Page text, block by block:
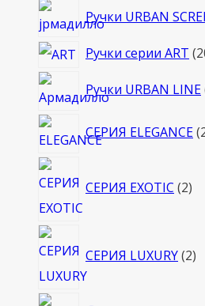
Ручки URBAN
Ручки серии ART
Ручки URBAN LINE
СЕРИЯ ELEGANCE
СЕРИЯ EXOTIC 2
СЕРИЯ LUXURY 2